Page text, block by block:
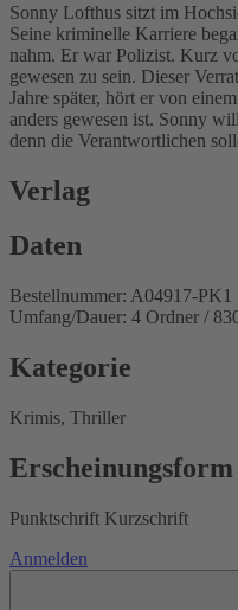
Sonny Lofthus sitzt im
Seine kriminelle Karriere
nahm. Er war Polizist. Kurz
gewesen zu sein. Dieser
Jahre später, hört er von
anders gewesen ist. Sonny
denn die Verantwortlichen
Verlag
Daten
Bestellnummer: A04917-PK1
Umfang/Dauer: 4 Ordner /
Kategorie
Krimis, Thriller
Erscheinungsform
Punktschrift Kurzschrift
Anmelden